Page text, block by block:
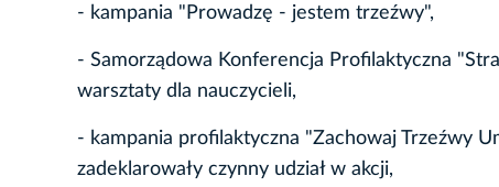
- kampania "Prowadzę - jestem trzeźwy",
- Samorządowa Konferencja Profilaktyczna
warsztaty dla nauczycieli,
- kampania profilaktyczna "Zachowaj Trzeźwy
zadeklarowały czynny udział w akcji,